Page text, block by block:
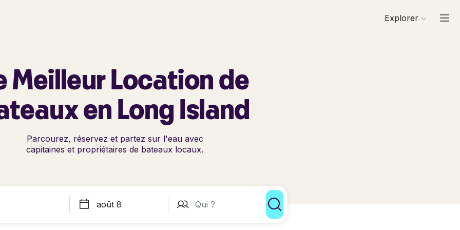
Explorer
Meilleur Location de
en Long Island
Parcourez, réservez et partez sur l'eau avec
capitaines et propriétaires de bateaux locaux.